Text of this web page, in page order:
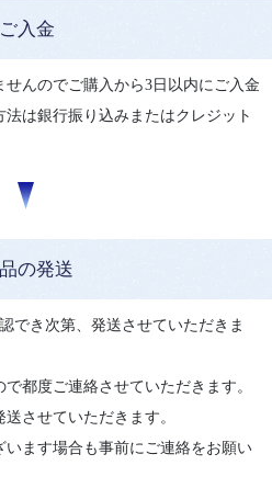
ご入金
んのでご購入から3日以内にご入金
は銀行振り込みまたはクレジット
の発送
でき次第、発送させていただきま
都度ご連絡させていただきます。
させていただきます。
います場合も事前にご連絡をお願い